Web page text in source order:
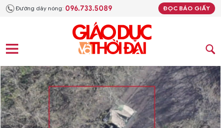
Đường dây nóng: 096.733.5089 ĐỌC BÁO GIẤY